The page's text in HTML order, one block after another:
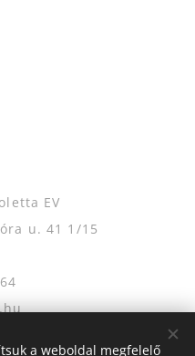
EV
u. 41 1/15
a weboldal megfelelő